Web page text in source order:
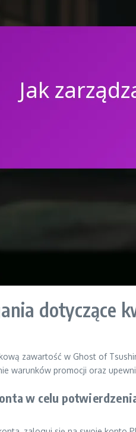
dotyczące
zawartość w Ghost of
warunków promocji oraz
w celu